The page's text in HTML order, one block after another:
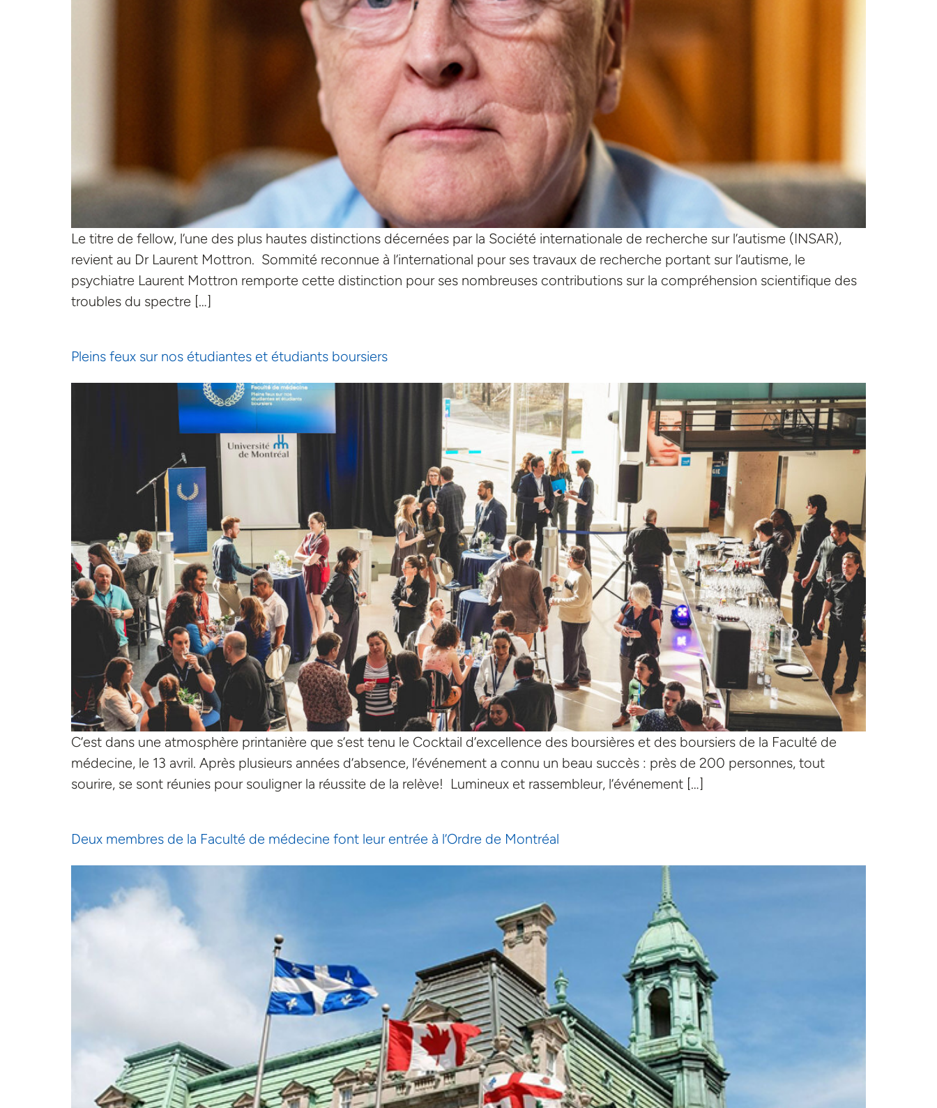
Le titre de fellow, l’une des plus hautes distinctions décernées par la Société internationale de recherche sur l’autisme (INSAR),
revient au Dr Laurent Mottron. Sommité reconnue à l’international pour ses travaux de recherche portant sur l’autisme, le
psychiatre Laurent Mottron remporte cette distinction pour ses nombreuses contributions sur la compréhension scientifique des
troubles du spectre […]
Pleins feux sur nos étudiantes et étudiants boursiers
C’est dans une atmosphère printanière que s’est tenu le Cocktail d’excellence des boursières et des boursiers de la Faculté de
médecine, le 13 avril. Après plusieurs années d’absence, l’événement a connu un beau succès : près de 200 personnes, tout
sourire, se sont réunies pour souligner la réussite de la relève! Lumineux et rassembleur, l’événement […]
Deux membres de la Faculté de médecine font leur entrée à l’Ordre de Montréal